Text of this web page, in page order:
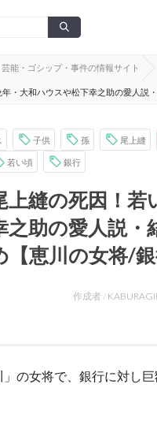
能・ゴシップ・事件の情報サイト
・大和ハウスや松下幸之助の愛人説
子供 孫 尾上縫
若い頃 銀行
上縫の死因！若
之助の愛人説・
【恵川の女将/銀
作成者 /
の女将で、銀行に対し